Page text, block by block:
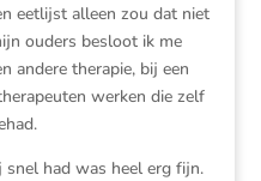
eetlijst alleen zou dat niet
ouders besloot ik me
andere therapie, bij een
werken die zelf
had was heel erg fijn.